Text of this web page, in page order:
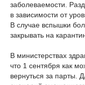
заболеваемости.
в зависимости от
В случае вспышки
закрывать на
В министерствах
что 1 сентября как
вернуться за парты.